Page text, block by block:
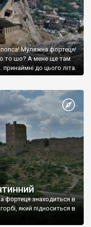
Муляжна фортеця!
то шо? А мене ще там
до цього літа.
фортеця знаходиться в
який підноситься в